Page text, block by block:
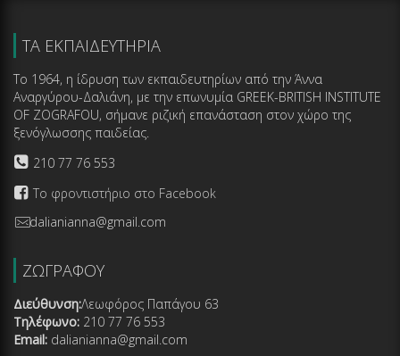
ΤΑ ΕΚΠΑΙΔΕΥΤΗΡΙΑ
Το 1964, η ίδρυση των εκπαιδευτηρίων από την Άννα
Αναργύρου-Δαλιάνη, με την επωνυμία GREEK-BRITISH INSTITUTE
OF ZOGRAFOU, σήμανε ριζική επανάσταση στον χώρο της
ξενόγλωσσης παιδείας.
210 77 76 553
Το φροντιστήριο στο Facebook
dalianianna@gmail.com
ΖΩΓΡΑΦΟΥ
Διεύθυνση:Λεωφόρος Παπάγου 63
Τηλέφωνο: 210 77 76 553
Email: dalianianna@gmail.com